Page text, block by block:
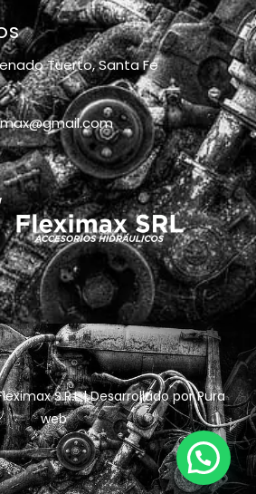
Tuerto, Santa Fe
S.R.L | Desarrollado porPura
web